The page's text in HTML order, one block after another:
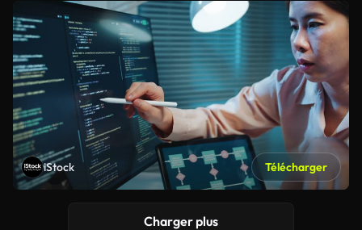
iStock Télécharger
Charger plus